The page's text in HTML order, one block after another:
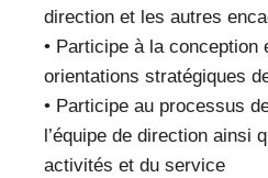
direction et les autres
• Participe à la conception
orientations stratégiques
• Participe au processus
l’équipe de direction ainsi
activités et du service